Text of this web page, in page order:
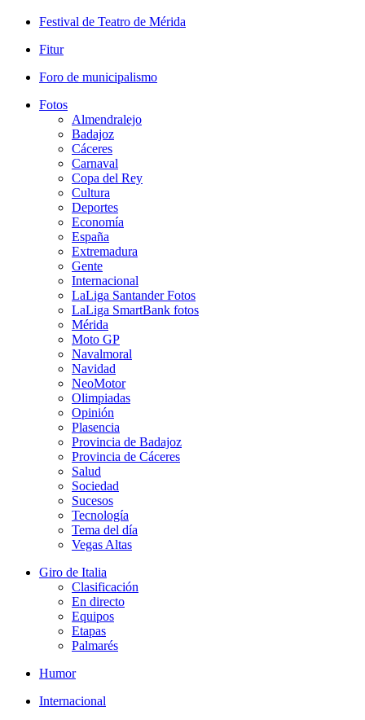
Festival de Teatro de Mérida
Fitur
Foro de municipalismo
Fotos
Almendralejo
Badajoz
Cáceres
Carnaval
Copa del Rey
Cultura
Deportes
Economía
España
Extremadura
Gente
Internacional
LaLiga Santander Fotos
LaLiga SmartBank fotos
Mérida
Moto GP
Navalmoral
Navidad
NeoMotor
Olimpiadas
Opinión
Plasencia
Provincia de Badajoz
Provincia de Cáceres
Salud
Sociedad
Sucesos
Tecnología
Tema del día
Vegas Altas
Giro de Italia
Clasificación
En directo
Equipos
Etapas
Palmarés
Humor
Internacional